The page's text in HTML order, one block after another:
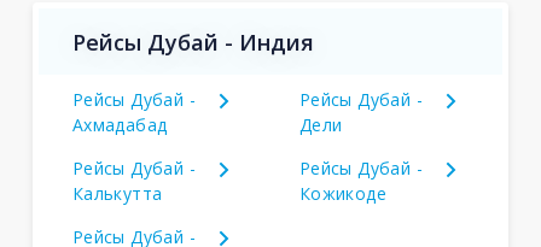
Рейсы Дубай - Индия
Рейсы Дубай -
Ахмадабад
Рейсы Дубай -
Дели
Рейсы Дубай -
Калькутта
Рейсы Дубай -
Кожикоде
Рейсы Дубай -